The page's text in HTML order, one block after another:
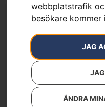
webbplatstrafik
besökare kommer
JAG
ÄNDRA